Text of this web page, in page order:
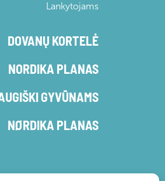
Lankytojams
DOVANŲ KORTELĖ
NORDIKA PLANAS
GYVŪNAMS
NØRDIKA PLANAS